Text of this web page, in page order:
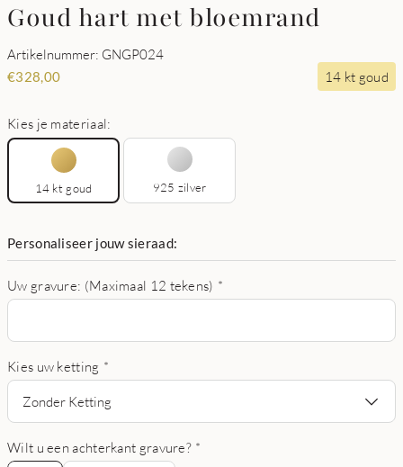
Goud hart met bloemrand
Artikelnummer: GNGP024
€328,00 14 kt goud
Kies je materiaal:
14 kt goud 925 zilver
Personaliseer jouw sieraad:
Uw gravure: (Maximaal 12 tekens) *
Kies uw ketting *
Zonder Ketting
Wilt u een achterkant gravure? *
Nee